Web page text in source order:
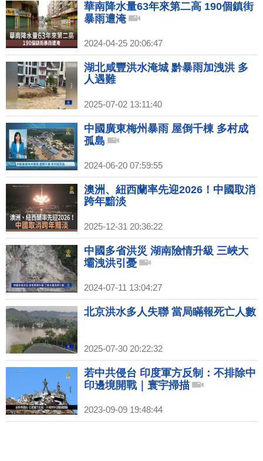
華南降水量63年來第二高 190個鎮街
暴雨遭淹
2024-04-25 20:06:47
湖北咸豐洪水淹城 黔暴雨加洩洪 多
人遇難
2025-07-02 13:11:40
中國廣東梅州暴雨 屋倒千棟 多村成
孤島
2024-06-20 07:59:55
澳洲、紐西蘭率先迎2026！中國取消
跨年黯淡
2025-12-31 20:36:22
中國多省洪災 湖南險情升級 三峽大
壩洩洪引憂
2024-07-11 13:04:27
北京洪水多人失聯 當局瞞報死亡人數
2025-07-30 20:22:32
若中共侵台 印度軍方反制：不排除中
印邊境開戰｜寰宇掃描
2023-09-09 19:48:44